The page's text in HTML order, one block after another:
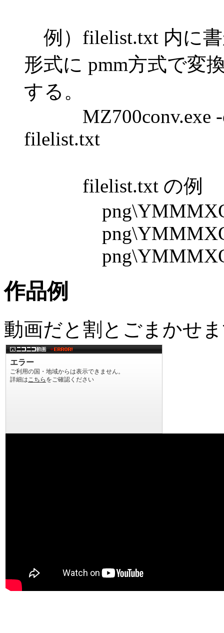
例）filelist.txt 内に
形式に pmm方式で変
する。
MZ700conv.exe -o
filelist.txt
filelist.txt の例
作品例
動画だと割とごまかせ